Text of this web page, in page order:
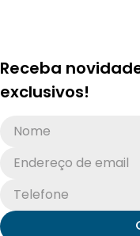
Receba
exclusivos!